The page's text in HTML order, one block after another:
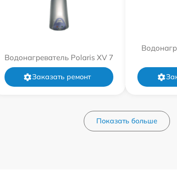
Водонагреватель Polaris XV 7
Заказать ремонт
Показать больше